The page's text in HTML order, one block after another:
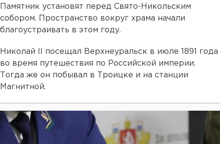
Памятник установят перед Свято-Никольским
собором. Пространство вокруг храма начали
благоустраивать в этом году.
Николай II посещал Верхнеуральск в июле 1891 года
во время путешествия по Российской империи.
Тогда же он побывал в Троицке и на станции
Магнитной.